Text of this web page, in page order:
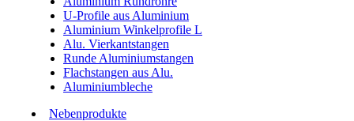
U-Profile aus Aluminium
Aluminium Winkelprofile L
Alu. Vierkantstangen
Runde Aluminiumstangen
Flachstangen aus Alu.
Aluminiumbleche
Nebenprodukte